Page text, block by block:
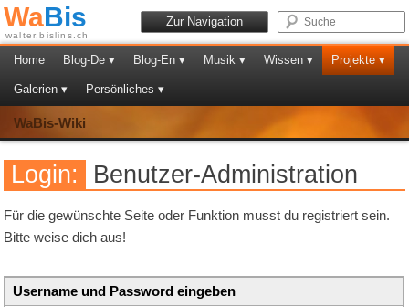
WaBis
walter.bislins.ch
Zur Navigation
Home Blog-De ▾ Blog-En ▾ Musik ▾ Wissen ▾ Projekte ▾
Galerien ▾ Persönliches ▾
WaBis-Wiki
Login: Benutzer-Administration
Für die gewünschte Seite oder Funktion musst du registriert sein.
Bitte weise dich aus!
Username und Password eingeben